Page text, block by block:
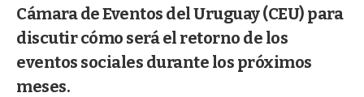
Cámara de Eventos del Uruguay (CEU) para
discutir cómo será el retorno de los
eventos sociales durante los próximos
meses.